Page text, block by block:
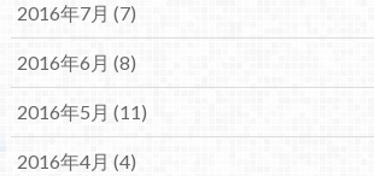
2016年7月 (7)
2016年6月 (8)
2016年5月 (11)
2016年4月 (4)